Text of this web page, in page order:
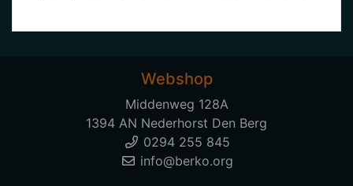
Webshop
Middenweg 128A
1394 AN Nederhorst Den Berg
0294 255 845
info@berko.org